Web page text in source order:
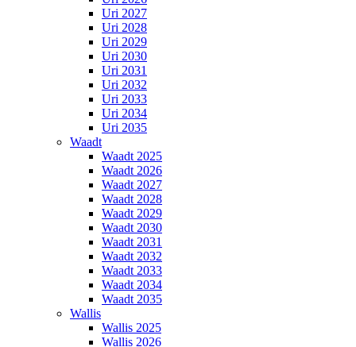
Uri 2027
Uri 2028
Uri 2029
Uri 2030
Uri 2031
Uri 2032
Uri 2033
Uri 2034
Uri 2035
Waadt
Waadt 2025
Waadt 2026
Waadt 2027
Waadt 2028
Waadt 2029
Waadt 2030
Waadt 2031
Waadt 2032
Waadt 2033
Waadt 2034
Waadt 2035
Wallis
Wallis 2025
Wallis 2026